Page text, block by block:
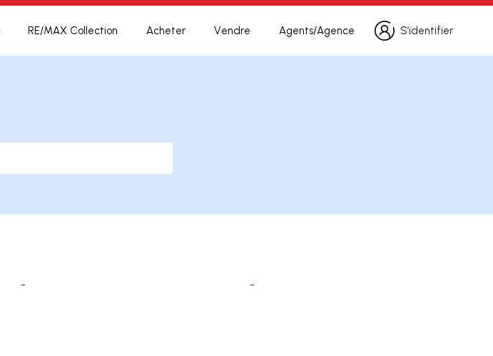
RE/MAX Collection Acheter Vendre Agents/Agence
S’identifier
S’identifier
- -